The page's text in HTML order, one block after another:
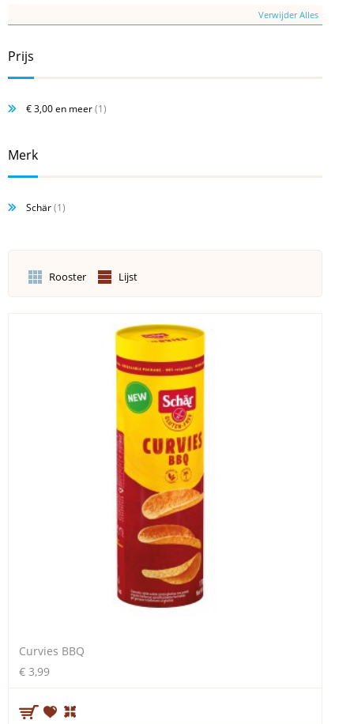
Verwijder Alles
Prijs
€ 3,00en meer(1)
Merk
Schär(1)
Rooster Lijst
Curvies BBQ
€ 3,99